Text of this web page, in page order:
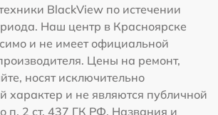
BlackView по истечении
Наш центр в Красноярске
и не имеет официальной
Цены на ремонт,
носят исключительно
характер и не являются публичной
п. 2 ст. 437 ГК РФ. Названия и